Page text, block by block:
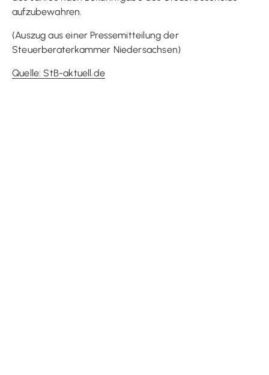
aufzubewahren.
(Auszug aus einer Pressemitteilung der
Steuerberaterkammer Niedersachsen)
Quelle: StB-aktuell.de